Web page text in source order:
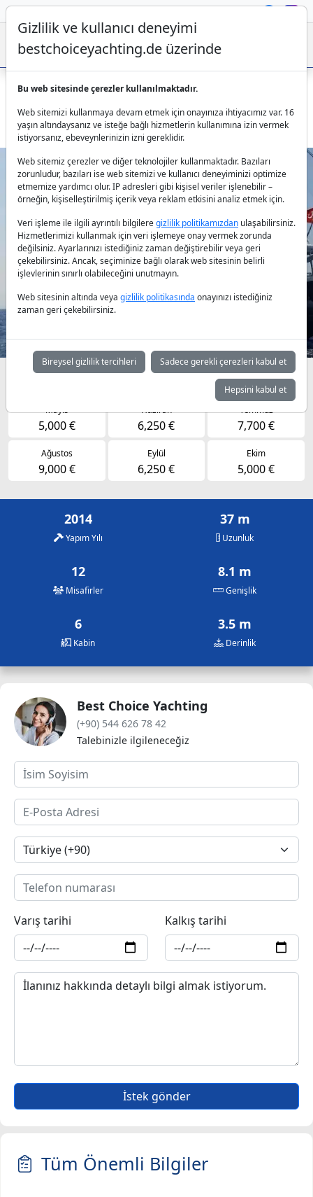
Luxs Yelkenli Yat Canaria - 37m 6 Kabin Marmaris de
Kiralama
Previous Next
Müsaitlik durumuna göre günlük fiyatlar
Mayıs
5,000 €
Haziran
6,250 €
Temmuz
7,700 €
Ağustos
9,000 €
Eylül
6,250 €
Ekim
5,000 €
2014
Yapım Yılı
37 m
Uzunluk
12
Misafirler
8.1 m
Genişlik
6
Kabin
3.5 m
Derinlik
Best Choice Yachting
(+90) 544 626 78 42
Talebinizle ilgileneceğiz
Varış tarihi Kalkış tarihi
İstek gönder
Tüm Önemli Bilgiler
Gizlilik ve kullanıcı deneyimi
bestchoiceyachting.de üzerinde
Bu web sitesinde çerezler kullanılmaktadır.
Web sitemizi kullanmaya devam etmek için onayınıza ihtiyacımız var. 16
yaşın altındaysanız ve isteğe bağlı hizmetlerin kullanımına izin vermek
istiyorsanız, ebeveynlerinizin izni gereklidir.
Web sitemiz çerezler ve diğer teknolojiler kullanmaktadır. Bazıları
zorunludur, bazıları ise web sitemizi ve kullanıcı deneyiminizi optimize
etmemize yardımcı olur. IP adresleri gibi kişisel veriler işlenebilir –
örneğin, kişiselleştirilmiş içerik veya reklam etkisini analiz etmek için.
Veri işleme ile ilgili ayrıntılı bilgileregizlilik politikamızdan ulaşabilirsiniz.
Hizmetlerimizi kullanmak için veri işlemeye onay vermek zorunda
değilsiniz. Ayarlarınızı istediğiniz zaman değiştirebilir veya geri
çekebilirsiniz. Ancak, seçiminize bağlı olarak web sitesinin belirli
işlevlerinin sınırlı olabileceğini unutmayın.
Web sitesinin altında veya gizlilik politikasında onayınızı istediğiniz
zaman geri çekebilirsiniz.
Bireysel gizlilik tercihleri Sadece gerekli çerezleri kabul et
Hepsini kabul et